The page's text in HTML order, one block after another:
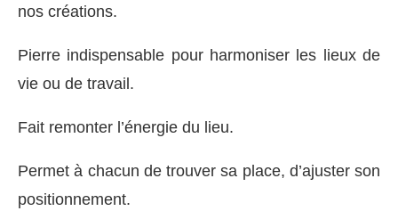
nos créations.
Pierre indispensable pour harmoniser les lieux de
vie ou de travail.
Fait remonter l’énergie du lieu.
Permet à chacun de trouver sa place, d’ajuster son
positionnement.